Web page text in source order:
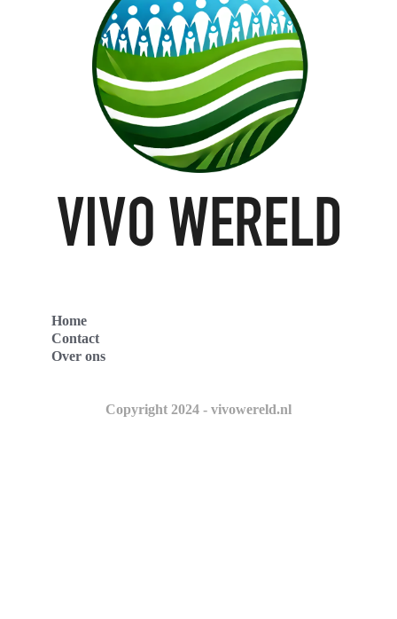
Home
Contact
Over ons
Copyright 2024 - vivowereld.nl